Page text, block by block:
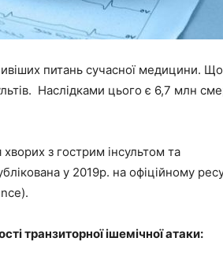
питань сучасної медицини.
Наслідками цього є 6,7 млн
з гострим інсультом та
у 2019р. на офіційному
транзиторної ішемічної атаки: